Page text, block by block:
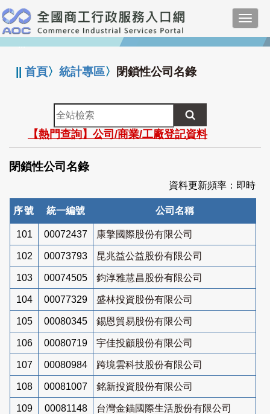
跳
到
主
要
:::
||首頁〉統計專區〉 閉鎖性公司名錄
全
站
檢
索
【熱門查詢】公司/商業/工廠登記資料
閉鎖性公司名錄
資料更新頻率：即時
序號 統一編號 公司名稱
101 00072437 康擎國際股份有限公司
102 00073793 昆兆益公益股份有限公司
103 00074505 鈞淳雅慧昌股份有限公司
104 00077329 盛林投資股份有限公司
105 00080345 錫恩貿易股份有限公司
106 00080719 宇佳投顧股份有限公司
107 00080984 跨境雲科技股份有限公司
108 00081007 銘新投資股份有限公司
109 00081148 台灣金錨國際生活股份有限公司